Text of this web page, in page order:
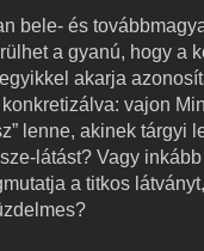
bele- és
a gyanú, hogy a
akarja
vajon
lenne, akinek tárgyi
látást? Vagy
a titkos